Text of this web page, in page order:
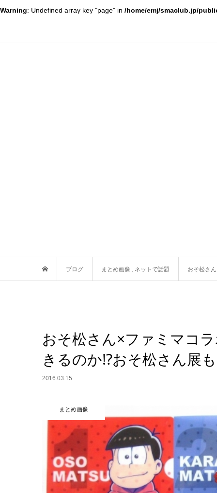
Warning: Undefined array key "page" in /home/emj/smaclub.jp/
ブログ まとめ画像 , ネットで話題 おそ松さ
おそ松さん×ファミマコ
きるのか!?おそ松さん展
2016.03.15
まとめ画像